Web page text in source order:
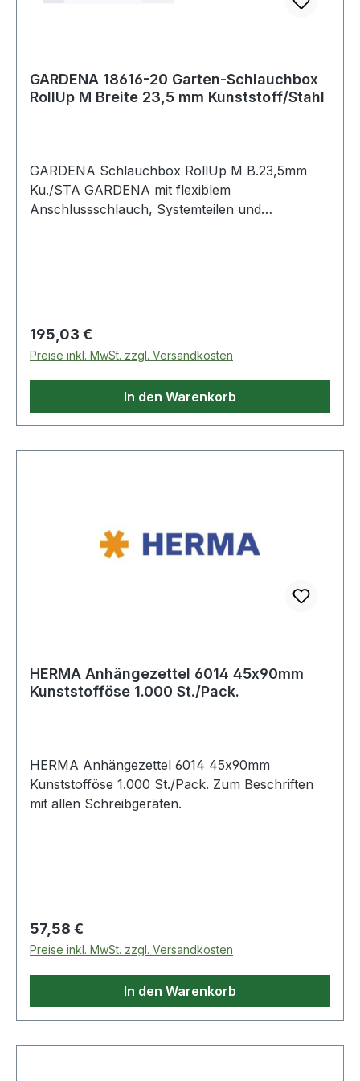
GARDENA 18616-20 Garten-Schlauchbox
RollUp M Breite 23,5 mm Kunststoff/Stahl
GARDENA Schlauchbox RollUp M B.23,5mm
Ku./STA GARDENA mit flexiblem
Anschlussschlauch, Systemteilen und
Regulärer Preis:
195,03 €
Preise inkl. MwSt. zzgl. Versandkosten
In den Warenkorb
HERMA Anhängezettel 6014 45x90mm
Kunststofföse 1.000 St./Pack.
HERMA Anhängezettel 6014 45x90mm
Kunststofföse 1.000 St./Pack. Zum Beschriften
mit allen Schreibgeräten.
Regulärer Preis:
57,58 €
Preise inkl. MwSt. zzgl. Versandkosten
In den Warenkorb